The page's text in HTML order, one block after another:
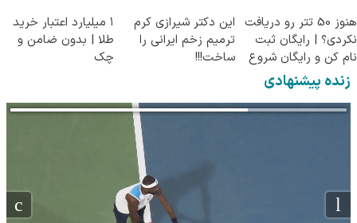
هنوز 50 تتر رو دریافت
نکردی؟ | رایگان ثبت
نام کن و رایگان شروع
کن!
این دکتر شیرازی کرم
ترمیم زخم ایرانی را
ساخت!!!
۱ میلیارد اعتبار خرید
طلا | بدون ضامن و
چک
زنده پیشنهادی